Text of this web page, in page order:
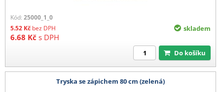
Kód: 25000_1_0
5.52 Kč bez DPH
6.68 Kč s DPH
skladem
Do košíku
Tryska se zápichem 80 cm (zelená)